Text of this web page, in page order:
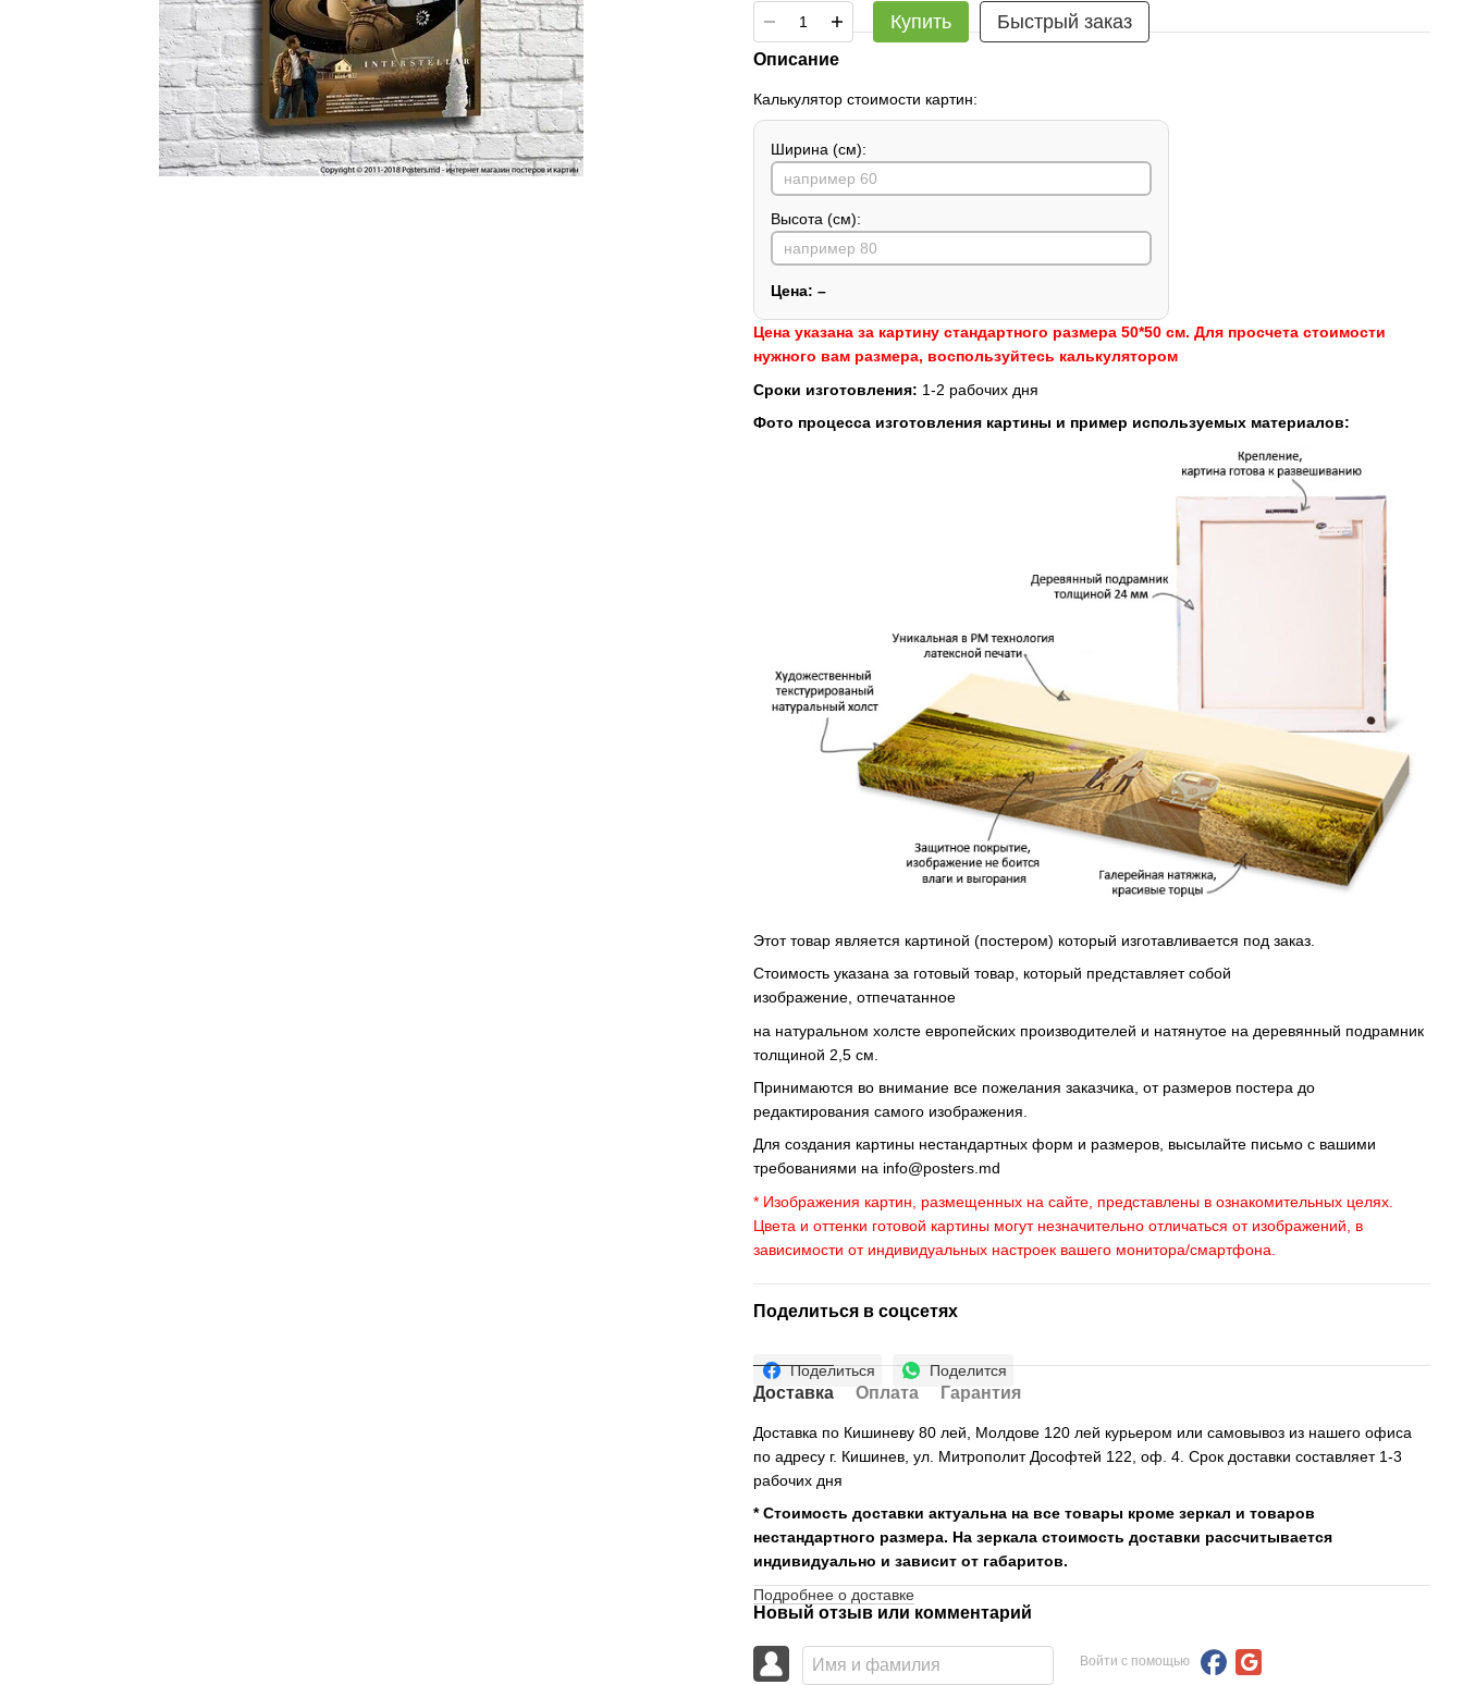
Купить Быстрый заказ
Описание
Калькулятор стоимости картин:
Ширина (см):
Высота (см):
Цена: –
Цена указана за картину стандартного размера 50*50 см. Для просчета стоимости
нужного вам размера, воспользуйтесь калькулятором
Сроки изготовления: 1-2 рабочих дня
Фото процесса изготовления картины и пример используемых материалов:
Этот товар является картиной (постером) который изготавливается под заказ.
Стоимость указана за готовый товар, который представляет собой
изображение, отпечатанное
на натуральном холсте европейских производителей и натянутое на деревянный подрамник
толщиной 2,5 см.
Принимаются во внимание все пожелания заказчика, от размеров постера до
редактирования самого изображения.
Для создания картины нестандартных форм и размеров, высылайте письмо c вашими
требованиями на info@posters.md
* Изображения картин, размещенных на сайте, представлены в ознакомительных целях.
Цвета и оттенки готовой картины могут незначительно отличаться от изображений, в
зависимости от индивидуальных настроек вашего монитора/смартфона.
Поделиться в соцсетях
Поделиться Поделится
Доставка Оплата Гарантия
Доставка по Кишиневу 80 лей, Молдове 120 лей курьером или самовывоз из нашего офиса
по адресу г. Кишинев, ул. Митрополит Дософтей 122, оф. 4. Срок доставки составляет 1-3
рабочих дня
* Стоимость доставки актуальна на все товары кроме зеркал и товаров
нестандартного размера. На зеркала стоимость доставки рассчитывается
индивидуально и зависит от габаритов.
Подробнее о доставке
Новый отзыв или комментарий
Войти с помощью